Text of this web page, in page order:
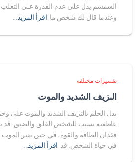
السمسم يدل على عدم القدرة على التغلب
وعندما قال لك شخص ما اقرأ المزيد…
تفسيرات مختلفة
النزيف الشديد والموت
يدل الحلم بالنزيف الشديد والموت على
عاطفية تسبب للشخص القلق والضيق. قد
فقدان الطاقة والقوة، في حين يعبر الموت
في حياة الشخص. قد اقرأ المزيد…